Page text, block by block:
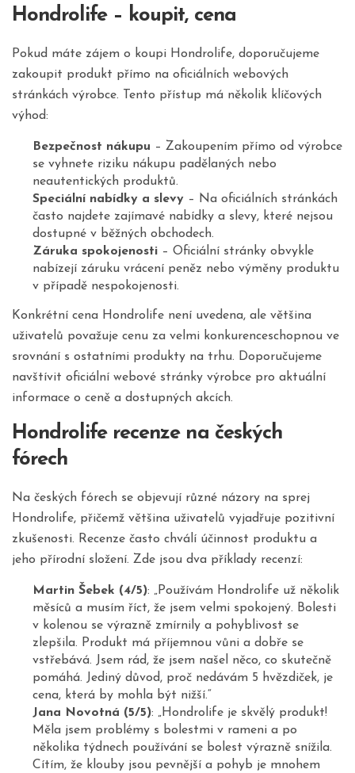
Hondrolife – koupit, cena
Pokud máte zájem o koupi Hondrolife, doporučujeme
zakoupit produkt přímo na oficiálních webových
stránkách výrobce. Tento přístup má několik klíčových
výhod:
Bezpečnost nákupu – Zakoupením přímo od výrobce
se vyhnete riziku nákupu padělaných nebo
neautentických produktů.
Speciální nabídky a slevy– Na oficiálních stránkách
často najdete zajímavé nabídky a slevy, které nejsou
dostupné v běžných obchodech.
Záruka spokojenosti– Oficiální stránky obvykle
nabízejí záruku vrácení peněz nebo výměny produktu
v případě nespokojenosti.
Konkrétní cena Hondrolife není uvedena, ale většina
uživatelů považuje cenu za velmi konkurenceschopnou ve
srovnání s ostatními produkty na trhu. Doporučujeme
navštívit oficiální webové stránky výrobce pro aktuální
informace o ceně a dostupných akcích.
Hondrolife recenze na českých
fórech
Na českých fórech se objevují různé názory na sprej
Hondrolife, přičemž většina uživatelů vyjadřuje pozitivní
zkušenosti. Recenze často chválí účinnost produktu a
jeho přírodní složení. Zde jsou dva příklady recenzí:
Martin Šebek (4/5): „Používám Hondrolife už několik
měsíců a musím říct, že jsem velmi spokojený. Bolesti
v kolenou se výrazně zmírnily a pohyblivost se
zlepšila. Produkt má příjemnou vůni a dobře se
vstřebává. Jsem rád, že jsem našel něco, co skutečně
pomáhá. Jediný důvod, proč nedávám 5 hvězdiček, je
cena, která by mohla být nižší.“
Jana Novotná (5/5): „Hondrolife je skvělý produkt!
Měla jsem problémy s bolestmi v rameni a po
několika týdnech používání se bolest výrazně snížila.
Cítím, že klouby jsou pevnější a pohyb je mnohem